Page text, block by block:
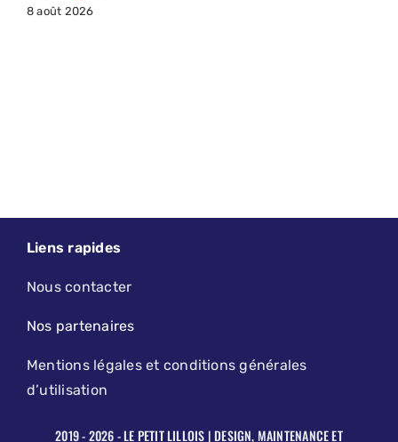
8 août 2026
Liens rapides
Nous contacter
Nos partenaires
Mentions légales et conditions générales
d’utilisation
2019 - 2026 - LE PETIT LILLOIS | DESIGN, MAINTENANCE ET